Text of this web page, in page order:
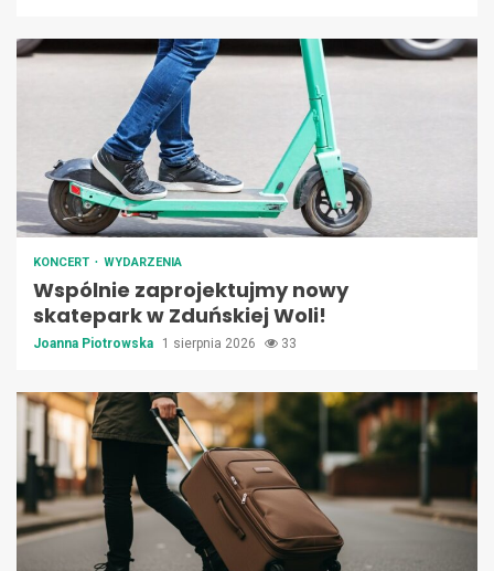
KONCERT WYDARZENIA
Wspólnie zaprojektujmy nowy
skatepark w Zduńskiej Woli!
Joanna Piotrowska 1 sierpnia 2026 33